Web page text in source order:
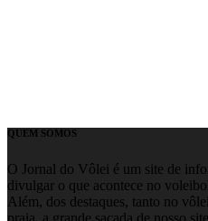
QUEM SOMOS
O Jornal do Vôlei é um site de
divulgar o que acontece no
Além, dos destaques, tanto no